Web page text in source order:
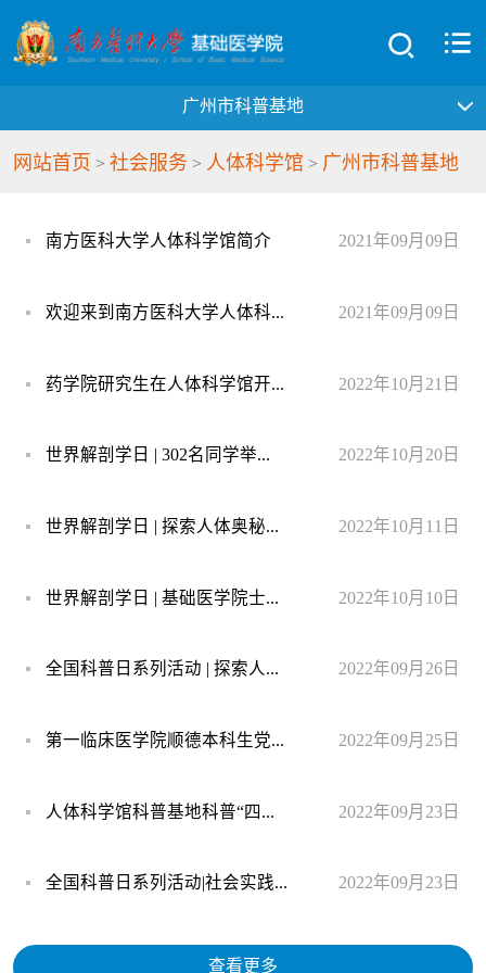
广州市科普基地
网站首页 > 社会服务 > 人体科学馆 > 广州市科普基地
南方医科大学人体科学馆简介 2021年09月09日
欢迎来到南方医科大学人体科... 2021年09月09日
药学院研究生在人体科学馆开... 2022年10月21日
世界解剖学日 | 302名同学举... 2022年10月20日
世界解剖学日 | 探索人体奥秘... 2022年10月11日
世界解剖学日 | 基础医学院士... 2022年10月10日
全国科普日系列活动 | 探索人... 2022年09月26日
第一临床医学院顺德本科生党... 2022年09月25日
人体科学馆科普基地科普“四... 2022年09月23日
全国科普日系列活动|社会实践... 2022年09月23日
查看更多